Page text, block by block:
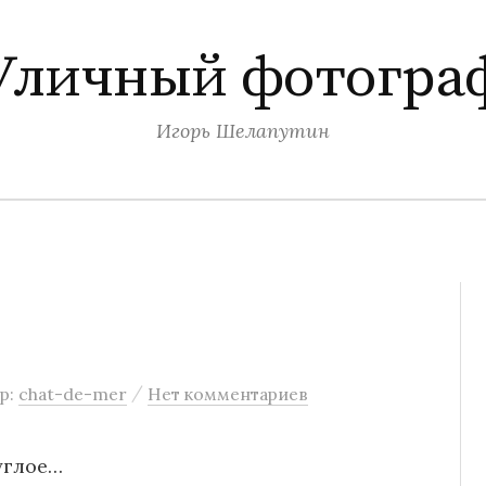
Игорь Шелапутин
chat-de-mer / Нет комментариев